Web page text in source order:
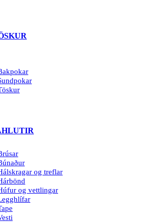
og treflar
og vettlingar